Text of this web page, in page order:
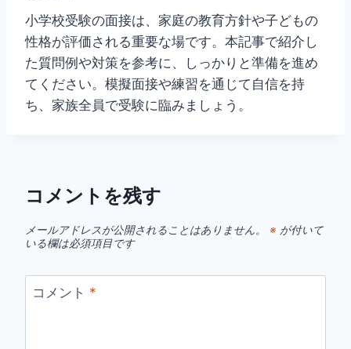
小学校受験の面接は、家庭の教育方針や子どもの
性格が評価される重要な場です。本記事で紹介し
た質問例や対策を参考に、しっかりと準備を進め
てください。模擬面接や練習を通じて自信を持
ち、家族全員で受験に臨みましょう。
コメントを残す
メールアドレスが公開されることはありません。 ※ が付いて
いる欄は必須項目です
コメント *